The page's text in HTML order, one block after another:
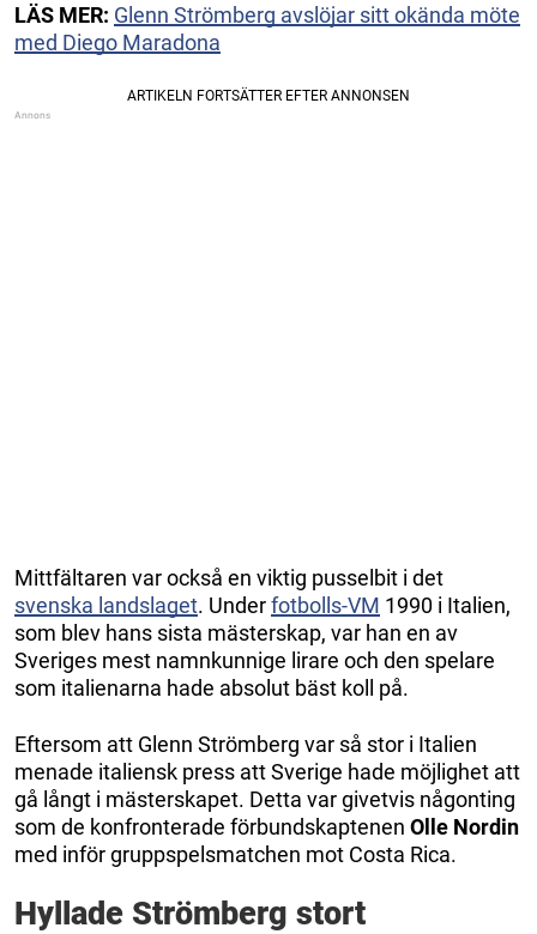
LÄS MER: Glenn Strömberg avslöjar sitt okända möte
med Diego Maradona
Mittfältaren var också en viktig pusselbit i det
svenska landslaget. Underfotbolls-VM 1990 i Italien,
som blev hans sista mästerskap, var han en av
Sveriges mest namnkunnige lirare och den spelare
som italienarna hade absolut bäst koll på.
Eftersom att Glenn Strömberg var så stor i Italien
menade italiensk press att Sverige hade möjlighet att
gå långt i mästerskapet. Detta var givetvis någonting
som de konfronterade förbundskaptenen Olle Nordin
med inför gruppspelsmatchen mot Costa Rica.
Hyllade Strömberg stort